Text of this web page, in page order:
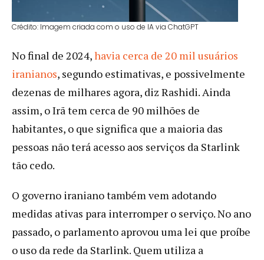
Crédito: Imagem criada com o uso de IA via ChatGPT
No final de 2024,havia cerca de 20 mil usuários
iranianos, segundo estimativas, e possivelmente
dezenas de milhares agora, diz Rashidi. Ainda
assim, o Irã tem cerca de 90 milhões de
habitantes, o que significa que a maioria das
pessoas não terá acesso aos serviços da Starlink
tão cedo.
O governo iraniano também vem adotando
medidas ativas para interromper o serviço. No ano
passado, o parlamento aprovou uma lei que proíbe
o uso da rede da Starlink. Quem utiliza a